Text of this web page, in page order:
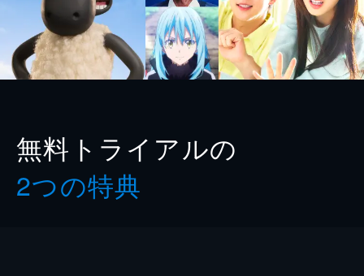
無料トライアルの
2つの特典